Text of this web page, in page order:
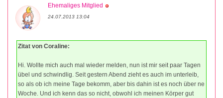
Ehemaliges Mitglied
24.07.2013 13:04
Zitat von Coraline:
Hi. Wollte mich auch mal wieder melden, nun ist mir seit paar Tagen
übel und schwindlig. Seit gestern Abend zieht es auch im unterleib,
so als ob ich meine Tage bekomm, aber bis dahin ist es noch über ne
Woche. Und ich kenn das so nicht, obwohl ich meinen Körper gut